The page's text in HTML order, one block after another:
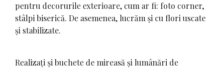
pentru decorurile exterioare, cum ar fi: foto corner,
stâlpi biserică. De asemenea, lucrăm și cu flori uscate
și stabilizate.
Realizați și buchete de mireasă și lumânări de